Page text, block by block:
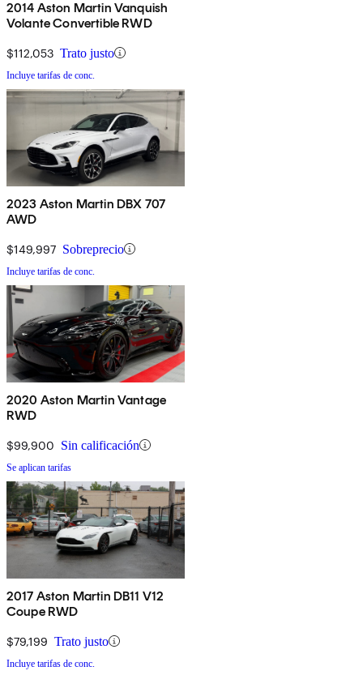
2014 Aston Martin Vanquish
Volante Convertible RWD
$112,053 Trato justo
Incluye tarifas de conc.
2023 Aston Martin DBX 707
AWD
$149,997 Sobreprecio
Incluye tarifas de conc.
2020 Aston Martin Vantage
RWD
$99,900 Sin calificación
Se aplican tarifas
2017 Aston Martin DB11 V12
Coupe RWD
$79,199 Trato justo
Incluye tarifas de conc.